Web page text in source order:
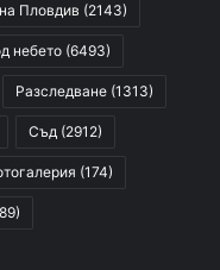
Пловдив (2143)
небето (6493)
Разследване (1313)
Съд (2912)
(174)